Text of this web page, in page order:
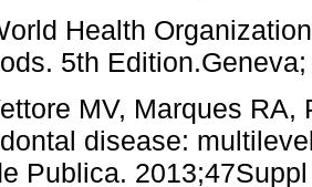
Health
5th
MV, Marques
disease:
Publica.